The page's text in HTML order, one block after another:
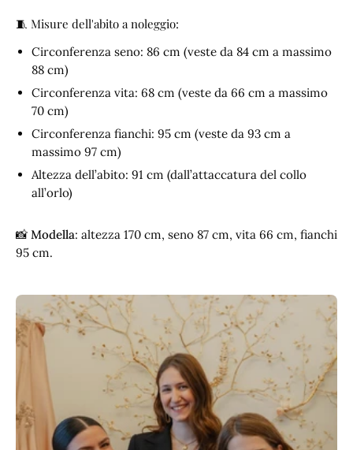
🧵 Misure dell'abito a noleggio:
Circonferenza seno: 86 cm (veste da 84 cm a massimo
88 cm)
Circonferenza vita: 68 cm (veste da 66 cm a massimo
70 cm)
Circonferenza fianchi: 95 cm (veste da 93 cm a
massimo 97 cm)
Altezza dell’abito: 91 cm (dall’attaccatura del collo
all’orlo)
📸 Modella: altezza 170 cm, seno 87 cm, vita 66 cm, fianchi
95 cm.